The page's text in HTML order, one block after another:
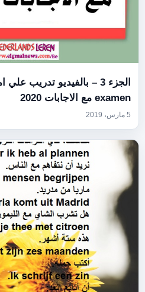
examen مع الاجابات 2020
5 مارس، 2019